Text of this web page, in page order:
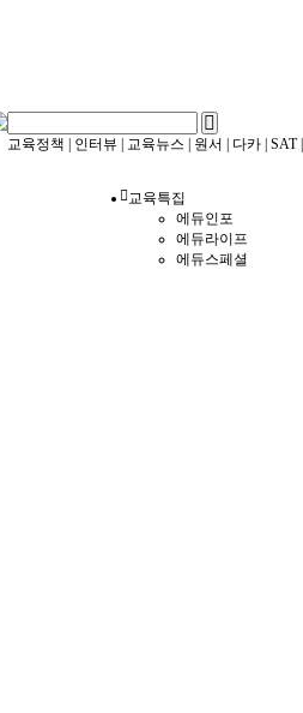
교육정책 인터뷰 교육뉴스 원서 다카 SAT
교육특집
에듀인포
에듀라이프
에듀스페셜